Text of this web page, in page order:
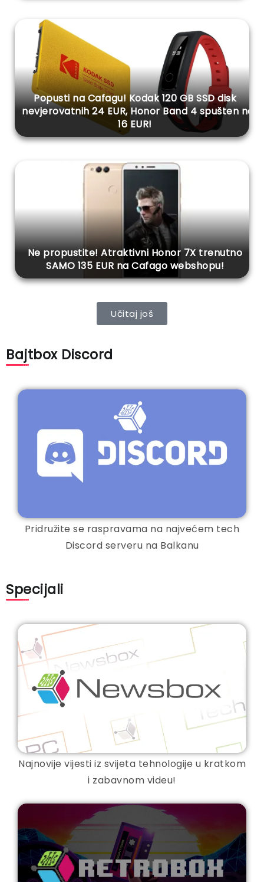
Popusti na Cafagu! Kodak 120 GB SSD disk
nevjerovatnih 24 EUR, Honor Band 4 spušten na
16 EUR!
Ne propustite! Atraktivni Honor 7X trenutno
SAMO 135 EUR na Cafago webshopu!
Učitaj još
Bajtbox Discord
Pridružite se raspravama na najvećem tech
Discord serveru na Balkanu
Specijali
Najnovije vijesti iz svijeta tehnologije u kratkom
i zabavnom videu!